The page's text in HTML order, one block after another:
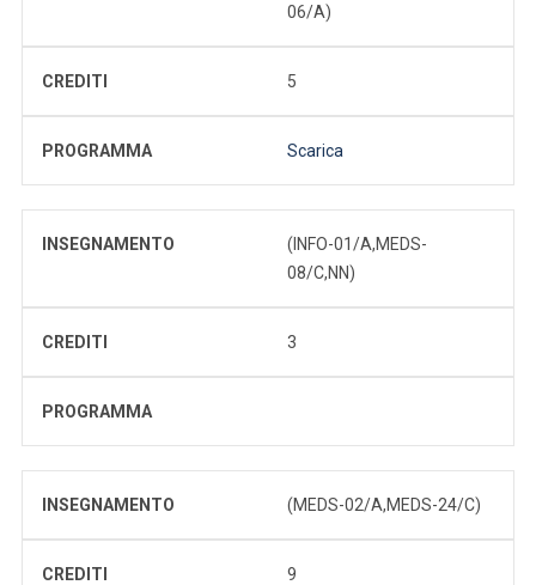
06/A)
CREDITI 5
PROGRAMMA Scarica
INSEGNAMENTO
(INFO-01/A,MEDS-
08/C,NN)
CREDITI 3
PROGRAMMA
INSEGNAMENTO (MEDS-02/A,MEDS-24/C)
CREDITI 9